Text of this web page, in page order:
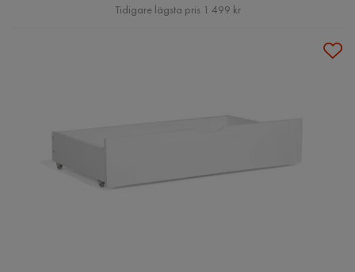
Pris
Tidigare lägsta pris 1 499 kr